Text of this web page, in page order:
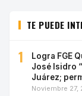
TE PUEDE
1
Logra FGE
José Isidro
Juárez;
Noviembre 27,